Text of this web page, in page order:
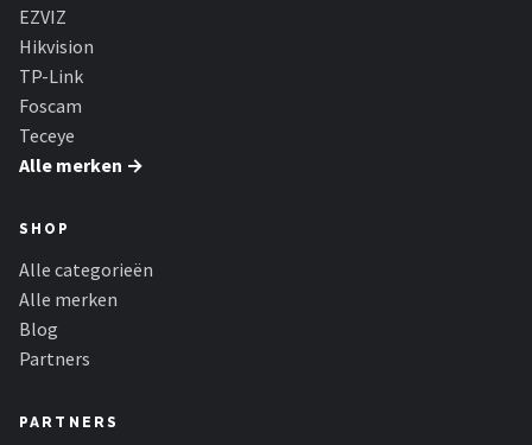
Alle merken →
EZVIZ
Hikvision
TP-Link
Foscam
Teceye
Alle merken →
SHOP
Alle categorieën
Alle merken
Blog
Partners
PARTNERS